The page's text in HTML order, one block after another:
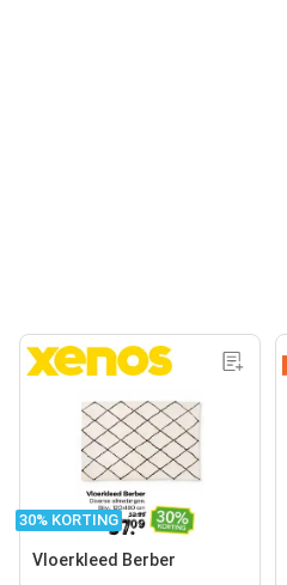
30% KORTING
Vloerkleed Berber